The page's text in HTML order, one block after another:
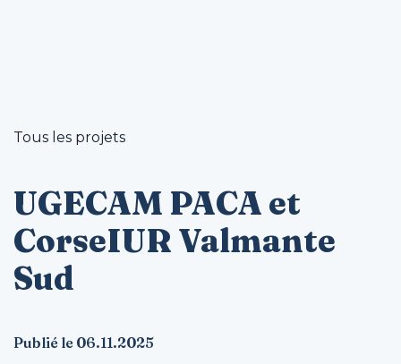
Tous les projets
UGECAM PACA et
CorseIUR Valmante
Sud
Publié le 06.11.2025